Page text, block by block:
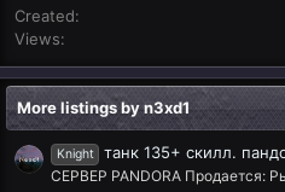
Created
Views
More listings by n3xd1
Knight танк 135+ скилл.
СЕРВЕР PANDORA Продается: